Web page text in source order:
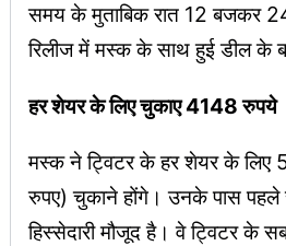
समय के मुताबिक रात 12 बजकर
रिलीज में मस्क के साथ हुई डील के
हर शेयर के लिए चुकाए 4148 रुपये
मस्क ने ट्विटर के हर शेयर के लिए
रुपए) चुकाने होंगे। उनके पास पहले
हिस्सेदारी मौजूद है। वे ट्विटर के